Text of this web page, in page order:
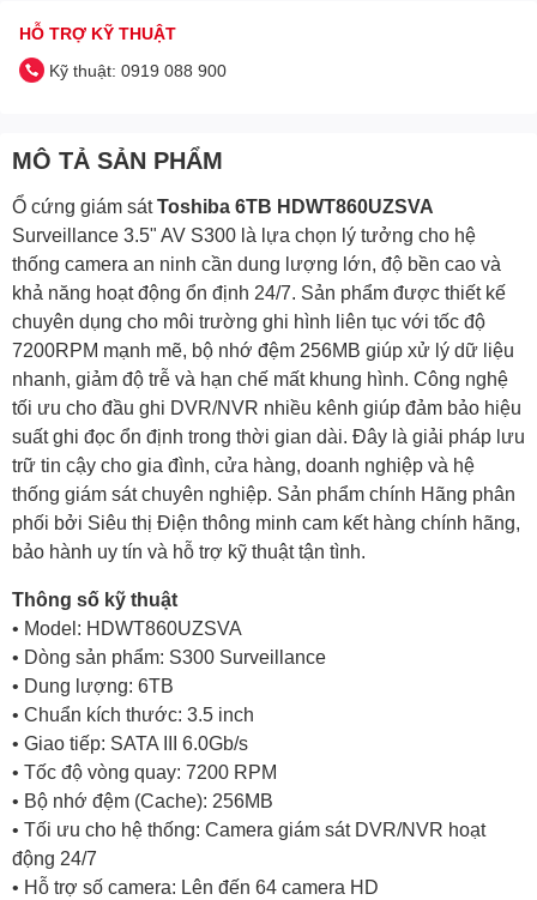
HỖ TRỢ KỸ THUẬT
Kỹ thuật: 0919 088 900
MÔ TẢ SẢN PHẨM
Ổ cứng giám sátToshiba 6TB HDWT860UZSVA
Surveillance 3.5" AV S300 là lựa chọn lý tưởng cho hệ
thống camera an ninh cần dung lượng lớn, độ bền cao và
khả năng hoạt động ổn định 24/7. Sản phẩm được thiết kế
chuyên dụng cho môi trường ghi hình liên tục với tốc độ
7200RPM mạnh mẽ, bộ nhớ đệm 256MB giúp xử lý dữ liệu
nhanh, giảm độ trễ và hạn chế mất khung hình. Công nghệ
tối ưu cho đầu ghi DVR/NVR nhiều kênh giúp đảm bảo hiệu
suất ghi đọc ổn định trong thời gian dài. Đây là giải pháp lưu
trữ tin cậy cho gia đình, cửa hàng, doanh nghiệp và hệ
thống giám sát chuyên nghiệp. Sản phẩm chính Hãng phân
phối bởi Siêu thị Điện thông minh cam kết hàng chính hãng,
bảo hành uy tín và hỗ trợ kỹ thuật tận tình.
Thông số kỹ thuật
• Model: HDWT860UZSVA
• Dòng sản phẩm: S300 Surveillance
• Dung lượng: 6TB
• Chuẩn kích thước: 3.5 inch
• Giao tiếp: SATA III 6.0Gb/s
• Tốc độ vòng quay: 7200 RPM
• Bộ nhớ đệm (Cache): 256MB
• Tối ưu cho hệ thống: Camera giám sát DVR/NVR hoạt
động 24/7
• Hỗ trợ số camera: Lên đến 64 camera HD